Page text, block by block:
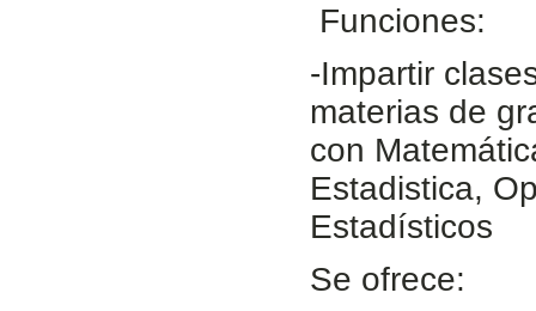
Funciones:
-Impartir
materias de
con
Estadistica,
Estadísticos
Se ofrece: